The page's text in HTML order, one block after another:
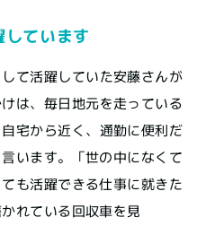
ています
て活躍していた安藤さんが
は、毎日地元を走っている
宅から近く、通勤に便利だ
います。「世の中になくて
も活躍できる仕事に就きた
れている回収車を見